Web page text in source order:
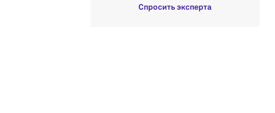
Спросить эксперта